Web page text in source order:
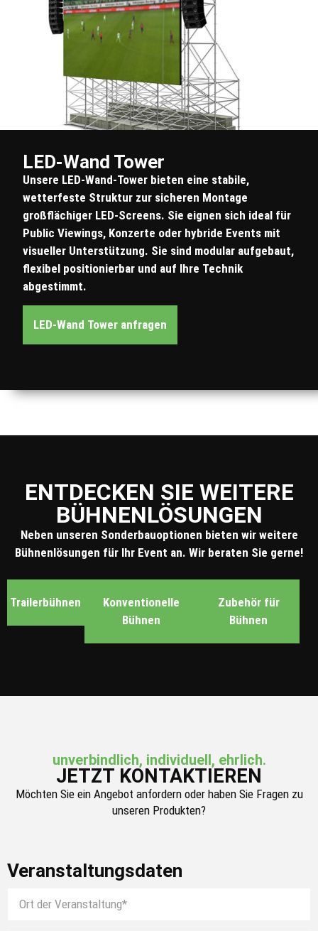
LED-Wand Tower
Unsere LED-Wand-Tower bieten eine stabile,
wetterfeste Struktur zur sicheren Montage
großflächiger LED-Screens. Sie eignen sich ideal für
Public Viewings, Konzerte oder hybride Events mit
visueller Unterstützung. Sie sind modular aufgebaut,
flexibel positionierbar und auf Ihre Technik
abgestimmt.
LED-Wand Tower anfragen
ENTDECKEN SIE WEITERE
BÜHNEN­LÖSUNGEN
Neben unseren Sonderbauoptionen bieten wir weitere
Bühnenlösungen für Ihr Event an. Wir beraten Sie gerne!
Trailerbühnen
Konventionelle
Bühnen
Zubehör für
Bühnen
unverbindlich, individuell, ehrlich.
JETZT KONTAKTIEREN
Möchten Sie ein Angebot anfordern oder haben Sie Fragen zu
unseren Produkten?
Veranstaltungsdaten